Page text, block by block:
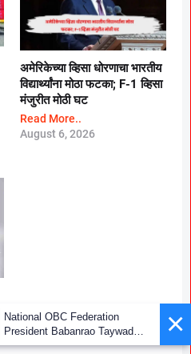
अमेरिकेच्या व्हिसा धोरणाचा भारतीय
विद्यार्थ्यांना मोठा फटका; F-1 व्हिसा
मंजुरीत मोठी घट
Read More..
August 6, 2026
×
National OBC Federation
President Babanrao Taywade
Claims Only 27 Kunbi